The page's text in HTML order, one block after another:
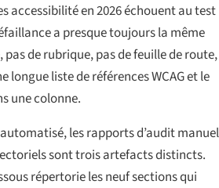
accessibilité en 2026 échouent au test
a presque toujours la même
de rubrique, pas de feuille de route,
longue liste de références WCAG et le
une colonne.
les rapports d’audit manuel
sont trois artefacts distincts.
répertorie les neuf sections qui